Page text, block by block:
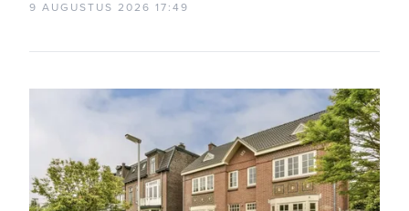
9 AUGUSTUS 2026 17:49